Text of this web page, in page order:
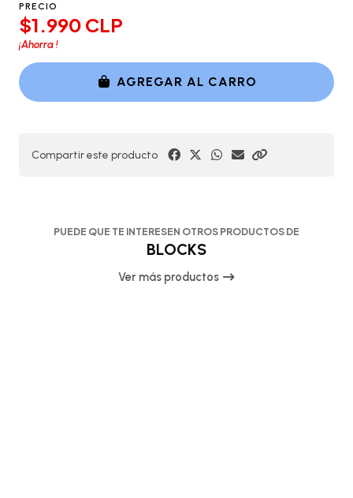
PRECIO
$1.990 CLP
¡Ahorra!
AGREGAR AL CARRO
Compartir este producto
PUEDE QUE TE INTERESEN OTROS PRODUCTOS DE
BLOCKS
Ver más productos